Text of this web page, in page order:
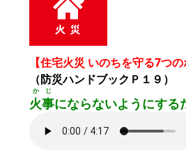
【住宅火災 いのちを守る7つの
（防災ハンドブックＰ１９）
火事
かじ
にならないようにする